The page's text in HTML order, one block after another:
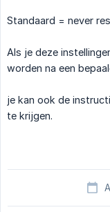
Standaard = never
Als je deze
worden na een
je kan ook de
te krijgen.